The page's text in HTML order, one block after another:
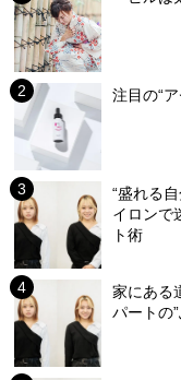
注目の“
“盛れる
イロンで
ト術
家にある
パートの